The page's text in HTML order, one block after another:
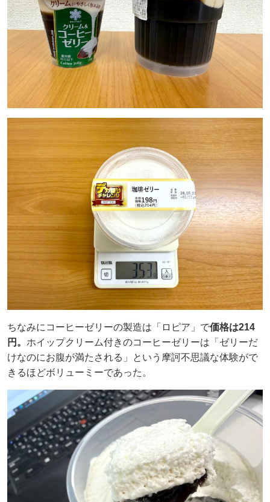
ちなみにコーヒーゼリーの製造は「ロピア」で価格は214
円。 ホイップクリーム付きのコーヒーゼリーは「ゼリーだ
けなのにお腹が満たされる」という摩訶不思議な体験がで
きるほどボリューミーであった。